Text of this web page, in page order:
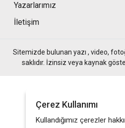
Yazarlarımız
İletişim
Sitemizde bulunan yazı , video,
saklıdır. İzinsiz veya kaynak
Çerez Kullanımı
Kullandığımız çerezler